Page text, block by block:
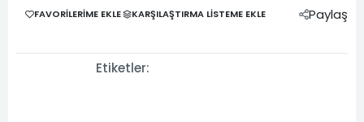
FAVORILERIME EKLE KARŞILAŞTIRMA LISTEME EKLE Paylaş
Etiketler: